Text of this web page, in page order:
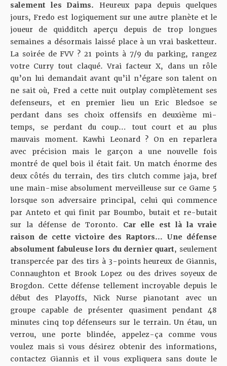
salement les Daims. Heureux papa depuis quelques
jours, Fredo est logiquement sur une autre planète et le
joueur de quidditch aperçu depuis de trop longues
semaines a désormais laissé place à un vrai basketteur.
La soirée de FVV ? 21 points à 7/9 du parking, rangez
votre Curry tout claqué. Vrai facteur X, dans un rôle
qu’on lui demandait avant qu’il n’égare son talent on
ne sait où, Fred a cette nuit outplay complètement ses
defenseurs, et en premier lieu un Eric Bledsoe se
perdant dans ses choix offensifs en deuxième mi-
temps, se perdant du coup… tout court et au plus
mauvais moment. Kawhi Leonard ? On en reparlera
avec précision mais le garçon a une nouvelle fois
montré de quel bois il était fait. Un match énorme des
deux côtés du terrain, des tirs clutch comme jaja, bref
une main-mise absolument merveilleuse sur ce Game 5
lorsque son adversaire principal, celui qui commence
par Anteto et qui finit par Boumbo, butait et re-butait
sur la défense de Toronto. Car elle est là la vraie
raison de cette victoire des Raptors… Une défense
absolument fabuleuse lors du dernier quart, seulement
transpercée par des tirs à 3-points heureux de Giannis,
Connaughton et Brook Lopez ou des drives soyeux de
Brogdon. Cette défense tellement incroyable depuis le
début des Playoffs, Nick Nurse pianotant avec un
groupe capable de présenter quasiment pendant 48
minutes cinq top défenseurs sur le terrain. Un étau, un
verrou, une porte blindée, appelez-ça comme vous
voulez mais si vous désirez obtenir des informations,
contactez Giannis et il vous expliquera sans doute le